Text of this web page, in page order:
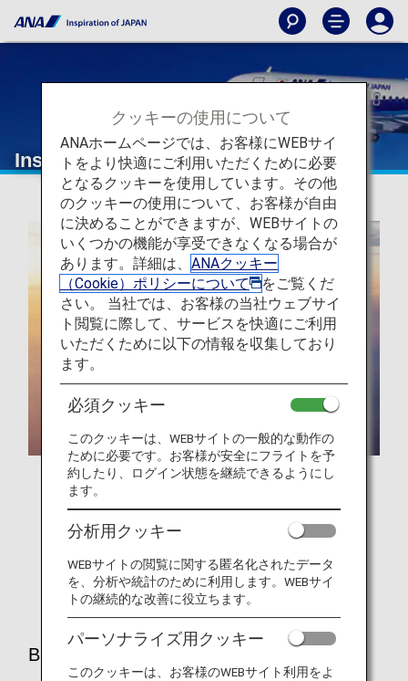
Inspiration of JAPAN
Inspiration of JAPAN
日本のエアライン、ANAだからこそできる体験
Brand Statement
クッキーの使用について
ANAホームページでは、お客様にWEBサイ
トをより快適にご利用いただくために必要
となるクッキーを使用しています。その他
のクッキーの使用について、お客様が自由
に決めることができますが、WEBサイトの
いくつかの機能が享受できなくなる場合が
あります。詳細は、 ANAクッキー
（Cookie）ポリシーについて
をご覧くだ
さい。 当社では、お客様の当社ウェブサイ
ト閲覧に際して、サービスを快適にご利用
いただくために以下の情報を収集しており
ます。
必須クッキー
このクッキーは、WEBサイトの一般的な動作の
ために必要です。お客様が安全にフライトを予
約したり、ログイン状態を継続できるようにし
ます。
分析用クッキー
WEBサイトの閲覧に関する匿名化されたデータ
を、分析や統計のために利用します。WEBサイ
トの継続的な改善に役立ちます。
パーソナライズ用クッキー
このクッキーは、お客様のWEBサイト利用をよ